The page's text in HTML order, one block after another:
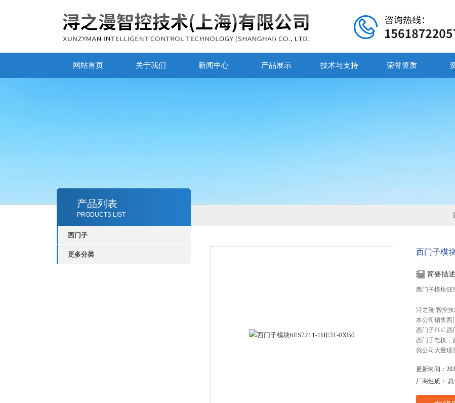
网站首页 关于我们 新闻中心 产品展示 技术与支持 荣誉资质
产品列表
PRODUCTS LIST
西门子
更多分类 西门子模
简要描述
西门子模块
浔之漫 智控
本公司销售西
西门子PLC,
西门子电机，
我公司大量现
更新时间：
厂商性质：